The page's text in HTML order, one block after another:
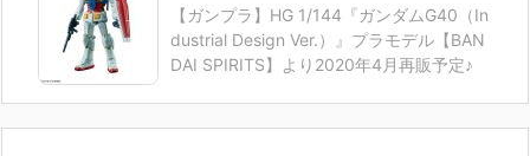
【ガンプラ】HG 1/144『ガンダムG40（In
dustrial Design Ver.）』プラモデル【BAN
DAI SPIRITS】より2020年4月再販予定♪